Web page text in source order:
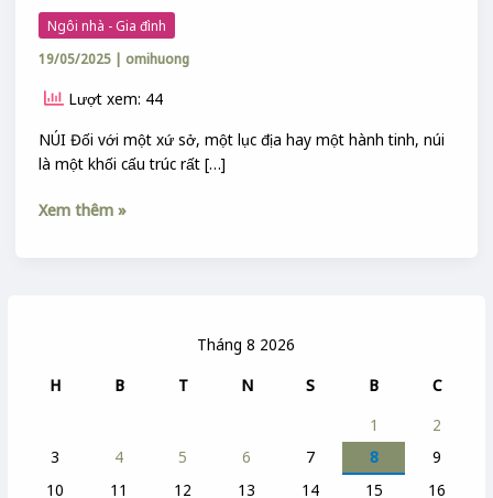
Tháng 8 2026
H
B T N S B
C
1
2
3
4 5 6 7 8
9
10
11 12 13 14 15
16
Ngôi nhà - Gia đình
19/05/2025 | omihuong
Lượt xem: 44
NÚI Đối với một xứ sở, một lục địa hay một hành tinh, núi
là một khối cấu trúc rất […]
Xem thêm »